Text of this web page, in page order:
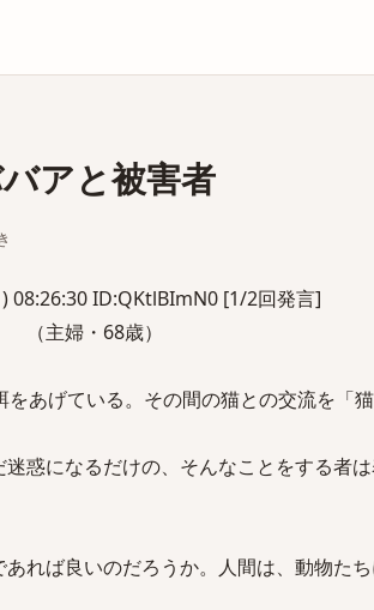
アと被害者
08:26:30 ID:QKtlBImN0 [1/2回発言]
主婦・68歳）
あげている。その間の猫との交流を「
惑になるだけの、そんなことをする者
れば良いのだろうか。人間は、動物た